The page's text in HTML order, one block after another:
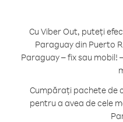
Cu Viber Out, puteți
Paraguay din Puerto
Paraguay – fix sau mobil!
Cumpărați pachete de
pentru a avea de cele